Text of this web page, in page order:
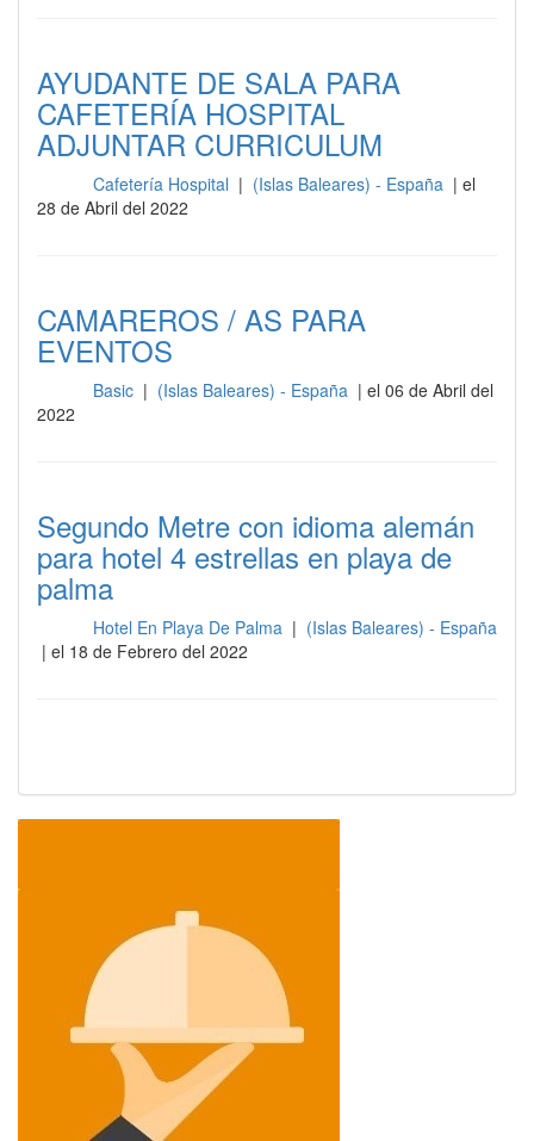
AYUDANTE DE SALA PARA
CAFETERÍA HOSPITAL
ADJUNTAR CURRICULUM
Cafetería Hospital | (Islas Baleares) - España | el
28 de Abril del 2022
CAMAREROS / AS PARA
EVENTOS
Basic | (Islas Baleares) - España | el 06 de Abril del
2022
Segundo Metre con idioma alemán
para hotel 4 estrellas en playa de
palma
Hotel En Playa De Palma | (Islas Baleares) - España
| el 18 de Febrero del 2022